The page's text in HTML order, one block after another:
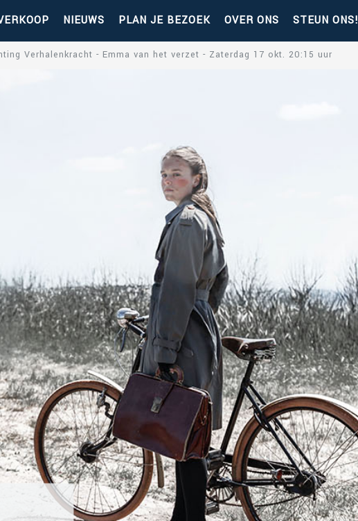
STEUN ONS!
OVER ONS
PLAN JE BEZOEK
NIEUWS
Verhalenkracht - Emma van het verzet - Zaterdag 17 okt. 20:15 uur